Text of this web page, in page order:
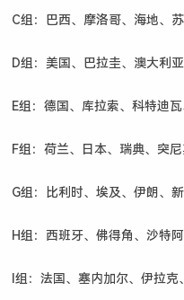
C组：巴西、摩洛哥、海地、
D组：美国、巴拉圭、澳大利
E组：德国、库拉索、科特迪
F组：荷兰、日本、瑞典、突
G组：比利时、埃及、伊朗、
H组：西班牙、佛得角、沙特
I组：法国、塞内加尔、伊拉克